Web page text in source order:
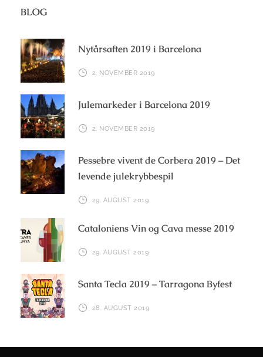
BLOG
Nytårsaften 2019 i Barcelona
2. NOVEMBER 2019
Julemarkeder i Barcelona 2019
2. NOVEMBER 2019
Pessebre vivent de Corbera 2019 – Det
levende julekrybbespil
29. AUGUST 2019
Cataloniens Vin og Cava messe 2019
29. AUGUST 2019
Santa Tecla 2019 – Tarragona Byfest
28. AUGUST 2019